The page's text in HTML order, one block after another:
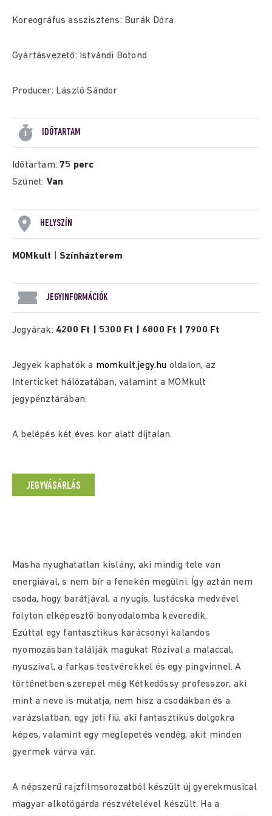
Koreográfus asszisztens: Burák Dóra
Gyártásvezető: Istvándi Botond
Producer: László Sándor
IDŐTARTAM
Időtartam: 75 perc
Szünet: Van
HELYSZÍN
MOMkult |Színházterem
JEGYINFORMÁCIÓK
Jegyárak: 4200 Ft | 5300 Ft | 6800 Ft | 7900 Ft
Jegyek kaphatók a momkult.jegy.hu oldalon, az
Interticket hálózatában, valamint a MOMkult
jegypénztárában.
A belépés két éves kor alatt díjtalan.
JEGYVÁSÁRLÁS
Masha nyughatatlan kislány, aki mindig tele van
energiával, s nem bír a fenekén megülni. Így aztán nem
csoda, hogy barátjával, a nyugis, lustácska medvével
folyton elképesztő bonyodalomba keveredik.
Ezúttal egy fantasztikus karácsonyi kalandos
nyomozásban találják magukat Rózival a malaccal,
nyuszival, a farkas testvérekkel és egy pingvinnel. A
történetben szerepel még Kétkedőssy professzor, aki
mint a neve is mutatja, nem hisz a csodákban és a
varázslatban, egy jeti fiú, aki fantasztikus dolgokra
képes, valamint egy meglepetés vendég, akit minden
gyermek várva vár.
A népszerű rajzfilmsorozatból készült új gyerekmusical
magyar alkotógárda részvételével készült. Ha a